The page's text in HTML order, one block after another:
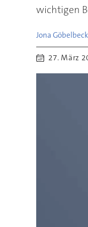
wichtigen
Jona
27. März